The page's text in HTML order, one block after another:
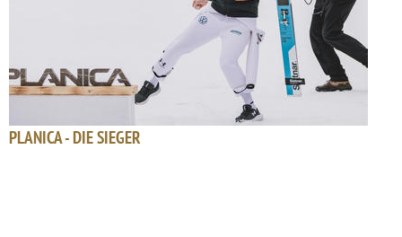
PLANICA - DIE SIEGER